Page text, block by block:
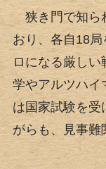
狭き門で知ら
おり、各自18
ロになる厳し
学やアルツハイ
は国家試験を受
がらも、見事難